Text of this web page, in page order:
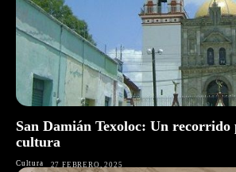
San Damián Texoloc: Un
cultura
Cultura 27 FEBRERO, 2025